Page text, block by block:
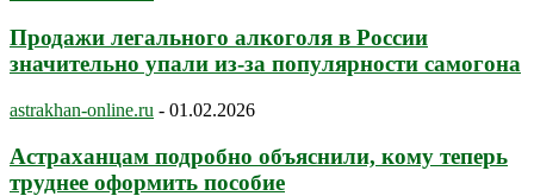
Продажи легального алкоголя в России
значительно упали из-за популярности самогона
astrakhan-online.ru - 01.02.2026
Астраханцам подробно объяснили, кому теперь
труднее оформить пособие